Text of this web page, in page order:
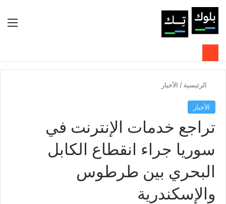
بحثالوضع
الرئيسية / الأخبار
الأخبار
تراجع خدمات الإنترنت في
سوريا جراء انقطاع الكابل
البحري بين طرطوس
والإسكندرية